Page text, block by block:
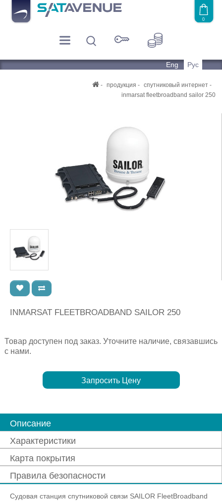
0
Eng Рус
продукция
спутниковый интернет
inmarsat fleetbroadband sailor 250
INMARSAT FLEETBROADBAND SAILOR 250
Товар доступен под заказ. Уточните наличие, связавшись
с нами.
Запросить Цену
Описание
Характеристики
Карта покрытия
Правила безопасности
Судовая станция спутниковой связи SAILOR FleetBroadband